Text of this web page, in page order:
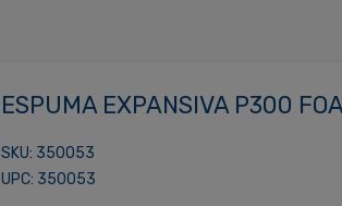
ESPUMA EXPANSIVA P300
SKU: 350053
UPC: 350053